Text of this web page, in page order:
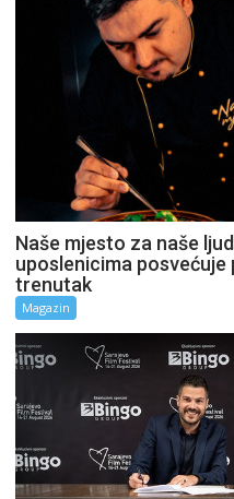
Naše mjesto za naše
uposlenicima
trenutak
Magazin